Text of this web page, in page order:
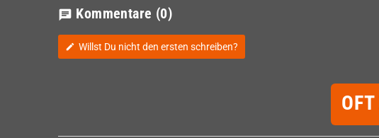
chat Kommentare (0)
edit Willst Du nicht den ersten schreiben?